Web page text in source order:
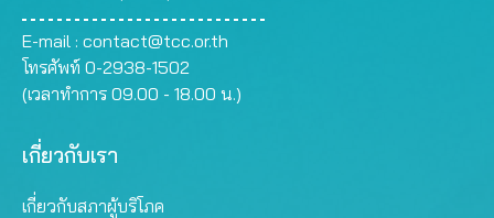
E-mail : contact@tcc.or.th
โทรศัพท์ 0-2938-1502
(เวลาทำการ 09.00 - 18.00 น.)
เกี่ยวกับเรา
เกี่ยวกับสภาผู้บริโภค